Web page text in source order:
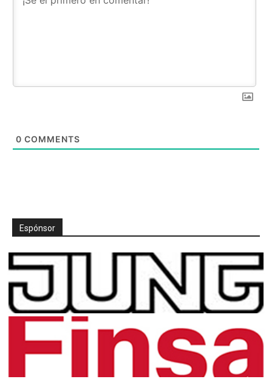
0 COMMENTS
Espónsor